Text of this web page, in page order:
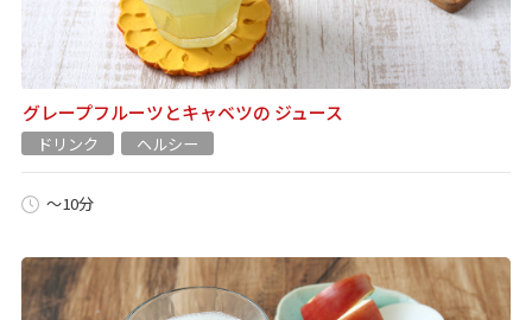
グレープフルーツとキャベツの ジュース
ドリンク ヘルシー
～10分